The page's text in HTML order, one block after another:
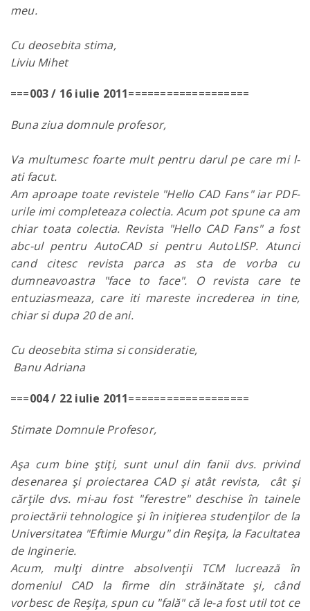
meu.
Cu deosebita stima,
Liviu Mihet
===003 / 16 iulie 2011===================
Buna ziua domnule profesor,
Va multumesc foarte mult pentru darul pe care mi l-
ati facut.
Am aproape toate revistele "Hello CAD Fans" iar PDF-
urile imi completeaza colectia. Acum pot spune ca am
chiar toata colectia. Revista "Hello CAD Fans" a fost
abc-ul pentru AutoCAD si pentru AutoLISP. Atunci
cand citesc revista parca as sta de vorba cu
dumneavoastra "face to face". O revista care te
entuziasmeaza, care iti mareste increderea in tine,
chiar si dupa 20 de ani.
Cu deosebita stima si consideratie,
Banu Adriana
===004 / 22 iulie 2011===================
Stimate Domnule Profesor,
Aşa cum bine ştiţi, sunt unul din fanii dvs. privind
desenarea şi proiectarea CAD şi atât revista, cât şi
cărţile dvs. mi-au fost "ferestre" deschise în tainele
proiectării tehnologice şi în iniţierea studenţilor de la
Universitatea "Eftimie Murgu" din Reşiţa, la Facultatea
de Inginerie.
Acum, mulţi dintre absolvenţii TCM lucrează în
domeniul CAD la firme din străinătate şi, când
vorbesc de Reşiţa, spun cu "fală" că le-a fost util tot ce